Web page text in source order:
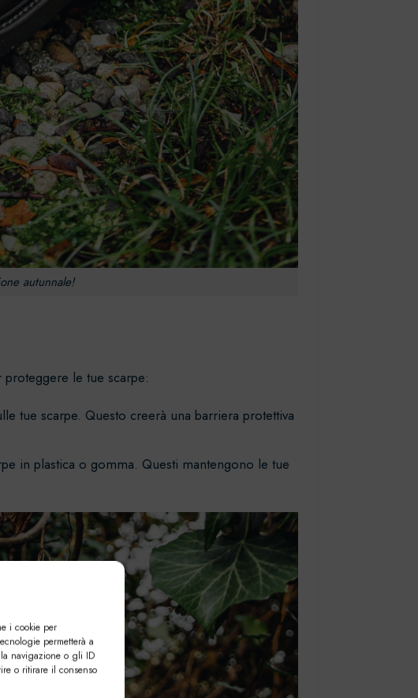
i cookie per
permetterà a
navigazione o gli ID
o ritirare il consenso
autunnale!
le tue scarpe:
tue scarpe. Questo creerà una barriera protettiva
in plastica o gomma. Questi mantengono le tue